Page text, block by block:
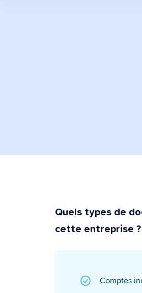
Quels types de
cette entreprise ?
Comptes